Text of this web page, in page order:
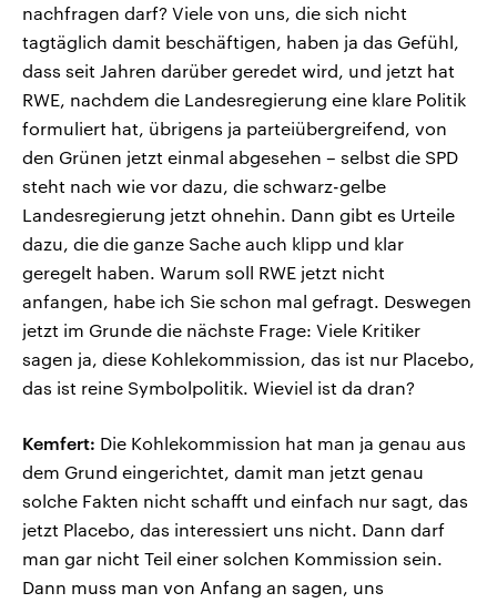
nachfragen darf? Viele von uns, die sich nicht
tagtäglich damit beschäftigen, haben ja das Gefühl,
dass seit Jahren darüber geredet wird, und jetzt hat
RWE, nachdem die Landesregierung eine klare Politik
formuliert hat, übrigens ja parteiübergreifend, von
den Grünen jetzt einmal abgesehen – selbst die SPD
steht nach wie vor dazu, die schwarz-gelbe
Landesregierung jetzt ohnehin. Dann gibt es Urteile
dazu, die die ganze Sache auch klipp und klar
geregelt haben. Warum soll RWE jetzt nicht
anfangen, habe ich Sie schon mal gefragt. Deswegen
jetzt im Grunde die nächste Frage: Viele Kritiker
sagen ja, diese Kohlekommission, das ist nur Placebo,
das ist reine Symbolpolitik. Wieviel ist da dran?
Kemfert: Die Kohlekommission hat man ja genau aus
dem Grund eingerichtet, damit man jetzt genau
solche Fakten nicht schafft und einfach nur sagt, das
jetzt Placebo, das interessiert uns nicht. Dann darf
man gar nicht Teil einer solchen Kommission sein.
Dann muss man von Anfang an sagen, uns